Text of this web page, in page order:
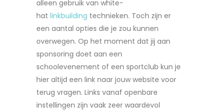
alleen gebruik van white-
hat linkbuilding technieken. Toch zijn er
een aantal opties die je zou kunnen
overwegen. Op het moment dat jij aan
sponsoring doet aan een
schoolevenement of een sportclub kun je
hier altijd een link naar jouw website voor
terug vragen. Links vanaf openbare
instellingen zijn vaak zeer waardevol